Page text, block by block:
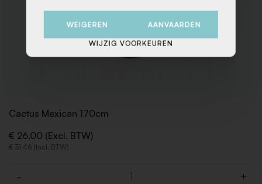
Cactus Mexican 170cm
€ 26,00 (Excl. BTW)
€ 31,46 (Incl. BTW)
- +
WEIGEREN AANVAARDEN
WIJZIG VOORKEUREN